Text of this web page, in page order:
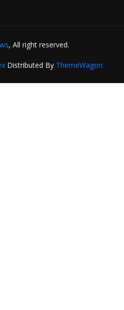
, All right reserved.
Distributed By ThemeWagon